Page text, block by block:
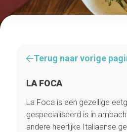
Terug naar vorige
LA FOCA
La Foca is een gezellige
gespecialiseerd is in
andere heerlijke Italiaanse